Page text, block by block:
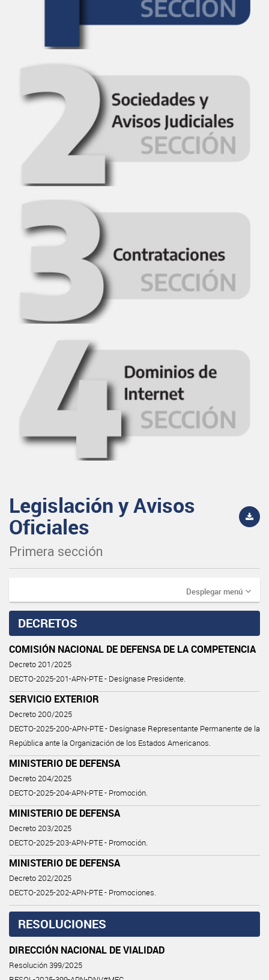
Legislación y Avisos
Oficiales
Primera sección
Desplegar menú
DECRETOS
COMISIÓN NACIONAL DE DEFENSA DE LA COMPETENCIA
Decreto 201/2025
DECTO-2025-201-APN-PTE - Desígnase Presidente.
SERVICIO EXTERIOR
Decreto 200/2025
DECTO-2025-200-APN-PTE - Desígnase Representante Permanente de la
República ante la Organización de los Estados Americanos.
MINISTERIO DE DEFENSA
Decreto 204/2025
DECTO-2025-204-APN-PTE - Promoción.
MINISTERIO DE DEFENSA
Decreto 203/2025
DECTO-2025-203-APN-PTE - Promoción.
MINISTERIO DE DEFENSA
Decreto 202/2025
DECTO-2025-202-APN-PTE - Promociones.
RESOLUCIONES
DIRECCIÓN NACIONAL DE VIALIDAD
Resolución 399/2025